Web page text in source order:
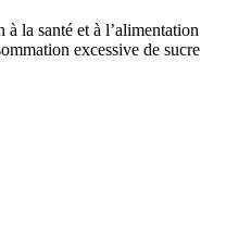
la santé et à l’alimentation
excessive de sucre